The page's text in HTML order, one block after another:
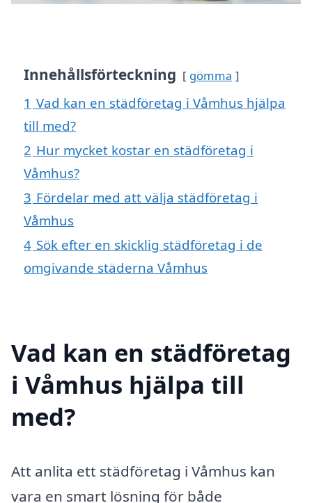
Innehållsförteckning gömma
1 Vad kan en städföretag i Våmhus hjälpa
till med?
2 Hur mycket kostar en städföretag i
Våmhus?
3 Fördelar med att välja städföretag i
Våmhus
4 Sök efter en skicklig städföretag i de
omgivande städerna Våmhus
Vad kan en städföretag
i Våmhus hjälpa till
med?
Att anlita ett städföretag i Våmhus kan
vara en smart lösning för både